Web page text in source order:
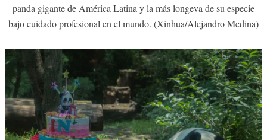
panda gigante de América Latina y la más longeva de su especie
bajo cuidado profesional en el mundo. (Xinhua/Alejandro Medina)